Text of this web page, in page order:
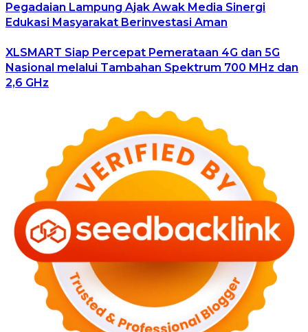
Pegadaian Lampung Ajak Awak Media Sinergi
Edukasi Masyarakat Berinvestasi Aman
XLSMART Siap Percepat Pemerataan 4G dan 5G
Nasional melalui Tambahan Spektrum 700 MHz dan
2,6 GHz